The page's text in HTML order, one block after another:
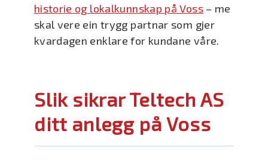
historie og lokalkunnskap på Voss– me
skal vere ein trygg partnar som gjer
kvardagen enklare for kundane våre.
Slik sikrar Teltech AS
ditt anlegg på Voss